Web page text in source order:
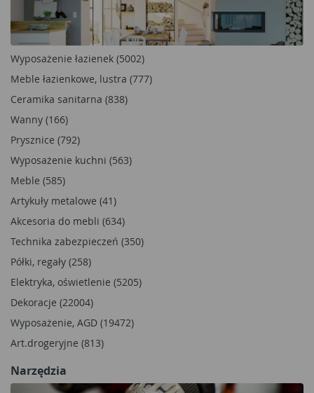
Wyposażenie łazienek (5002)
Meble łazienkowe, lustra (777)
Ceramika sanitarna (838)
Wanny (166)
Prysznice (792)
Wyposażenie kuchni (563)
Meble (585)
Artykuły metalowe (41)
Akcesoria do mebli (634)
Technika zabezpieczeń (350)
Półki, regały (258)
Elektryka, oświetlenie (5205)
Dekoracje (22004)
Wyposażenie, AGD (19472)
Art.drogeryjne (813)
Narzędzia